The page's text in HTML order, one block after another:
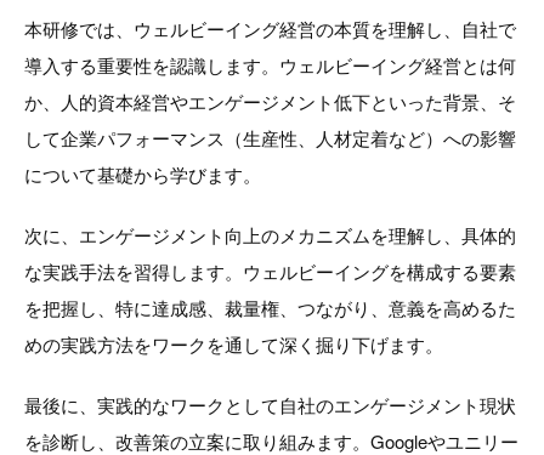
本研修では、ウェルビーイング経営の本質を理解し、自社で
導入する重要性を認識します。ウェルビーイング経営とは何
か、人的資本経営やエンゲージメント低下といった背景、そ
して企業パフォーマンス（生産性、人材定着など）への影響
について基礎から学びます。
次に、エンゲージメント向上のメカニズムを理解し、具体的
な実践手法を習得します。ウェルビーイングを構成する要素
を把握し、特に達成感、裁量権、つながり、意義を高めるた
めの実践方法をワークを通して深く掘り下げます。
最後に、実践的なワークとして自社のエンゲージメント現状
を診断し、改善策の立案に取り組みます。Googleやユニリー